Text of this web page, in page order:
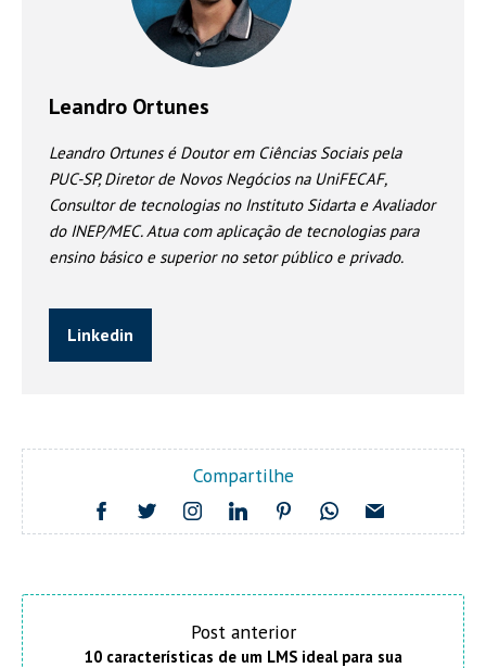
Leandro Ortunes
Leandro Ortunes é Doutor em Ciências Sociais pela
PUC-SP, Diretor de Novos Negócios na UniFECAF,
Consultor de tecnologias no Instituto Sidarta e Avaliador
do INEP/MEC. Atua com aplicação de tecnologias para
ensino básico e superior no setor público e privado.
Linkedin
Compartilhe
Post anterior
10 características de um LMS ideal para sua